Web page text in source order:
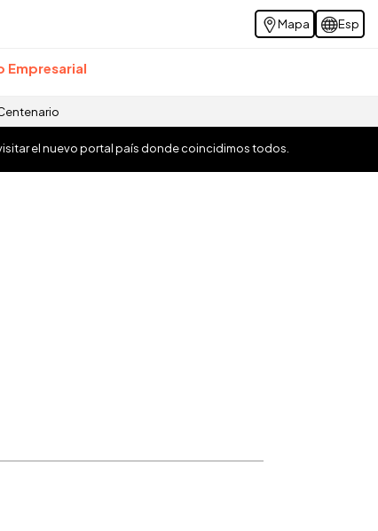
Mapa Esp
Empresarial
visitar el nuevo portal país donde coincidimos todos.